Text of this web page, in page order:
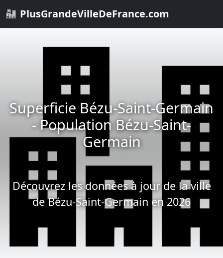
PlusGrandeVilleDeFrance.com
Superficie Bézu-Saint-Germain
- Population Bézu-Saint-
Germain
Découvrez les données à jour de la ville
de Bézu-Saint-Germain en 2026